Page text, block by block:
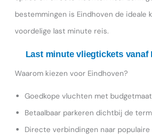
bestemmingen is Eindhoven de ideale
voordelige last minute reis.
Last minute vliegtickets vanaf
Waarom kiezen voor Eindhoven?
Goedkope vluchten met
Betaalbaar parkeren dichtbij de
Directe verbindingen naar populaire